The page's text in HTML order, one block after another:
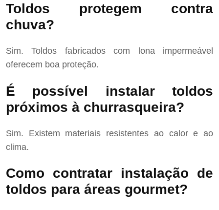
Toldos protegem contra
chuva?
Sim. Toldos fabricados com lona impermeável
oferecem boa proteção.
É possível instalar toldos
próximos à churrasqueira?
Sim. Existem materiais resistentes ao calor e ao
clima.
Como contratar instalação de
toldos para áreas gourmet?